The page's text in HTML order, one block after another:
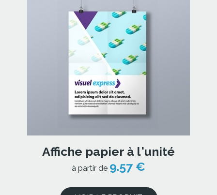
Affiche papier à l'unité
à partir de 9.57 €